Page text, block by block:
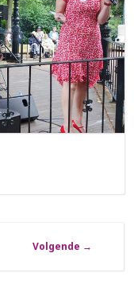
Volgende →